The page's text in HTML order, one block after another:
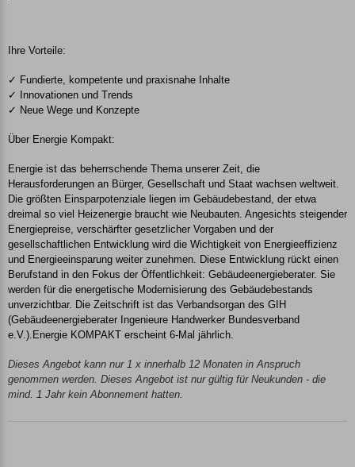
Ihre Vorteile:
✓ Fundierte, kompetente und praxisnahe Inhalte
✓ Innovationen und Trends
✓ Neue Wege und Konzepte
Über Energie Kompakt:
Energie ist das beherrschende Thema unserer Zeit, die
Herausforderungen an Bürger, Gesellschaft und Staat wachsen weltweit.
Die größten Einsparpotenziale liegen im Gebäudebestand, der etwa
dreimal so viel Heizenergie braucht wie Neubauten. Angesichts steigender
Energiepreise, verschärfter gesetzlicher Vorgaben und der
gesellschaftlichen Entwicklung wird die Wichtigkeit von Energieeffizienz
und Energieeinsparung weiter zunehmen. Diese Entwicklung rückt einen
Berufstand in den Fokus der Öffentlichkeit: Gebäudeenergieberater. Sie
werden für die energetische Modernisierung des Gebäudebestands
unverzichtbar. Die Zeitschrift ist das Verbandsorgan des GIH
(Gebäudeenergieberater Ingenieure Handwerker Bundesverband
e.V.).Energie KOMPAKT erscheint 6-Mal jährlich.
Dieses Angebot kann nur 1 x innerhalb 12 Monaten in Anspruch
genommen werden. Dieses Angebot ist nur gültig für Neukunden - die
mind. 1 Jahr kein Abonnement hatten.